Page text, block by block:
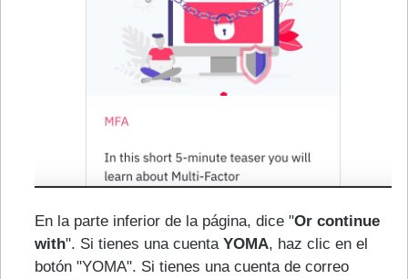
En la parte inferior de la página, dice "Or continue
with". Si tienes una cuenta YOMA, haz clic en el
botón "YOMA". Si tienes una cuenta de correo